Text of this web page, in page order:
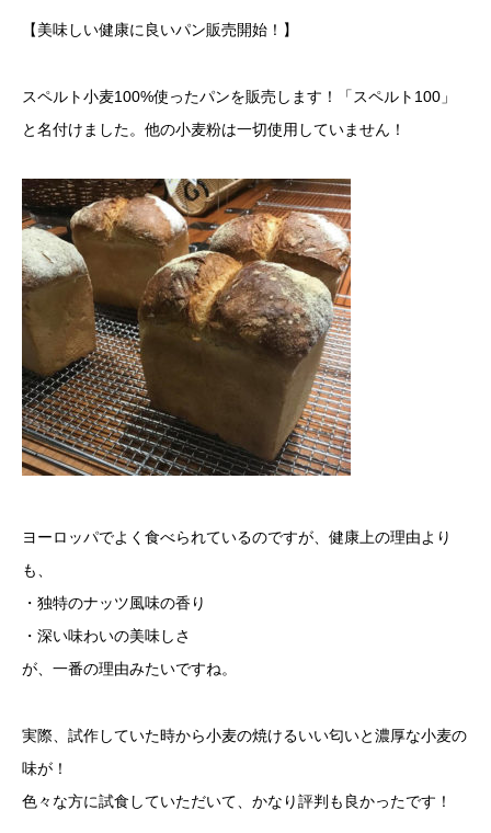
【美味しい健康に良いパン販売開始！】
スペルト小麦100%使ったパンを販売します！「スペルト100」
と名付けました。他の小麦粉は一切使用していません！
ヨーロッパでよく食べられているのですが、健康上の理由より
も、
・独特のナッツ風味の香り
・深い味わいの美味しさ
が、一番の理由みたいですね。
実際、試作していた時から小麦の焼けるいい匂いと濃厚な小麦の
味が！
色々な方に試食していただいて、かなり評判も良かったです！